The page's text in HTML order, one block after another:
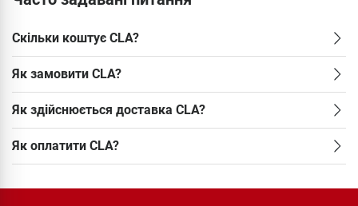
Скільки коштує CLA?
Як замовити CLA?
Як здійснюється доставка CLA?
Як оплатити CLA?